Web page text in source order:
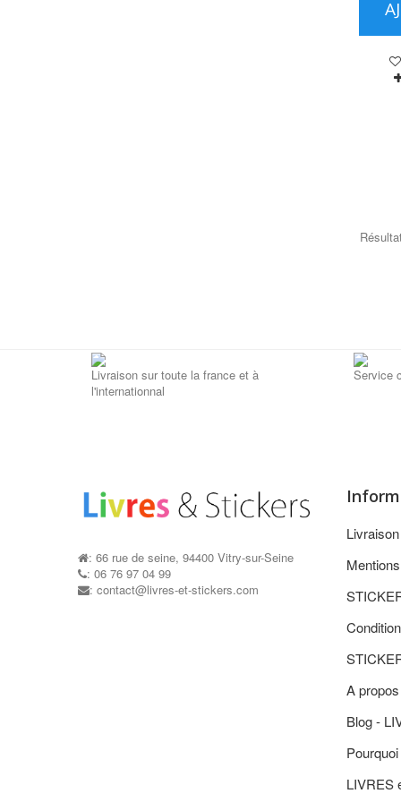
Livraison sur toute la france et à
l'internationnal
Service
: 66 rue de seine, 94400 Vitry-sur-Seine
: 06 76 97 04 99
: contact@livres-et-stickers.com
A
Blog -
LIVRES